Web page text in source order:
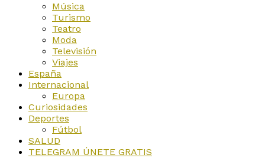
Música
Turismo
Teatro
Moda
Televisión
Viajes
España
Internacional
Europa
Curiosidades
Deportes
Fútbol
SALUD
TELEGRAM ÚNETE GRATIS